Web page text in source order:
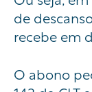
de
recebe em
O abono